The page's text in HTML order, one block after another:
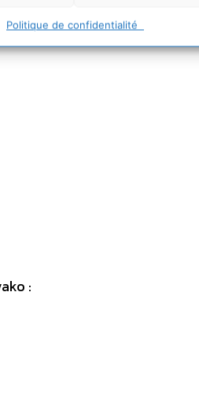
Politique de confidentialité
: